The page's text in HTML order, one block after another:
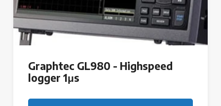
Graphtec GL980 - Highspeed
logger 1μs